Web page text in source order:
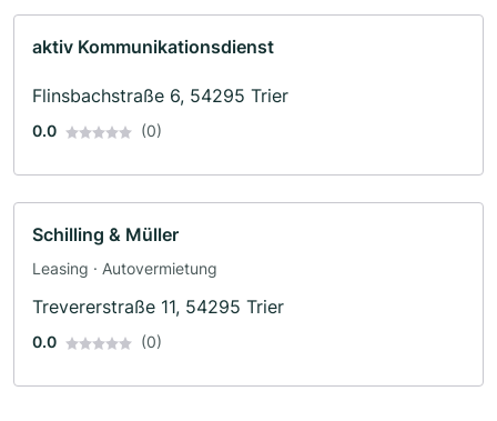
aktiv Kommunikationsdienst
Flinsbachstraße 6, 54295 Trier
0.0 (0)
Schilling & Müller
Leasing · Autovermietung
Trevererstraße 11, 54295 Trier
0.0 (0)